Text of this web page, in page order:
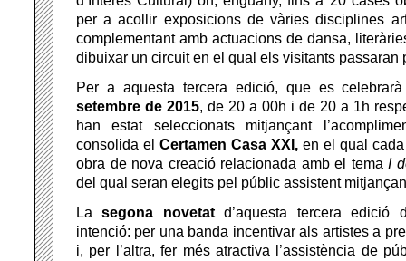
per a acollir exposicions de vàries disciplines
complementant amb actuacions de dansa,
dibuixar un circuit en el qual els visitants passaran
Per a aquesta tercera edició, que es
setembre de 2015, de 20 a 00h i de 20 a 1h
han estat seleccionats mitjançant
consolida el Certamen Casa XXI, en el qual
obra de nova creació relacionada amb el temaI
del qual seran elegits pel públic assistent
Lasegona novetatd’aquesta tercera edició
intenció: per una banda incentivar als artistes a
i, per l’altra, fer més atractiva l’assistència de